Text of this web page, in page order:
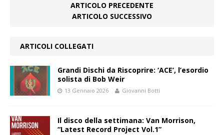
ARTICOLO PRECEDENTE
ARTICOLO SUCCESSIVO
ARTICOLI COLLEGATI
Grandi Dischi da Riscoprire: ‘ACE’, l’esordio
solista di Bob Weir
13 Gennaio 2026 Giovanni Botti
Il disco della settimana: Van Morrison,
“Latest Record Project Vol.1”